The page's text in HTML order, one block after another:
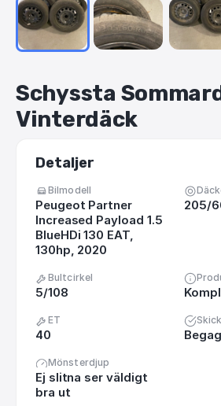
Schyssta
Vinterdäck
Detaljer
Bilmodell
Peugeot Partner
Increased Payload 1.5
BlueHDi 130 EAT,
130hp, 2020
205/
Bultcirkel
5/108
ET
40
Skick
Mönsterdjup
Ej slitna ser väldigt
bra ut